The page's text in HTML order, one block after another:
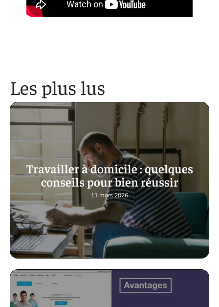
Les plus lus
Travailler à domicile : quelques
conseils pour bien réussir
11 mars 2026